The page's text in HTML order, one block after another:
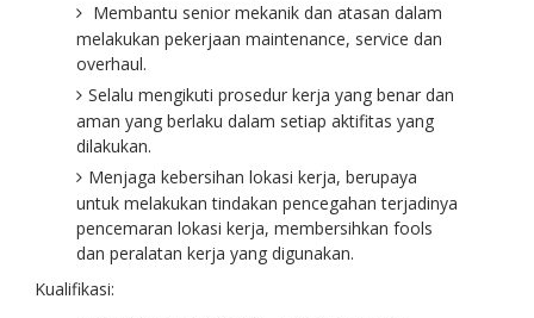
Membantu senior mekanik dan atasan dalam
melakukan pekerjaan maintenance, service dan
overhaul.
Selalu mengikuti prosedur kerja yang benar dan
aman yang berlaku dalam setiap aktifitas yang
dilakukan.
Menjaga kebersihan lokasi kerja, berupaya
untuk melakukan tindakan pencegahan terjadinya
pencemaran lokasi kerja, membersihkan fools
dan peralatan kerja yang digunakan.
Kualifikasi: